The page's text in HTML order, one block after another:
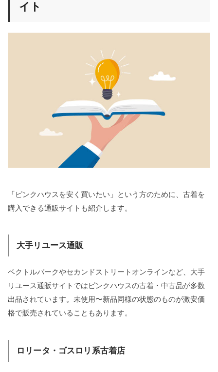
イト
「ピンクハウスを安く買いたい」という方のために、古着を
購入できる通販サイトも紹介します。
大手リユース通販
ベクトルパークやセカンドストリートオンラインなど、大手
リユース通販サイトではピンクハウスの古着・中古品が多数
出品されています。未使用〜新品同様の状態のものが激安価
格で販売されていることもあります。
ロリータ・ゴスロリ系古着店